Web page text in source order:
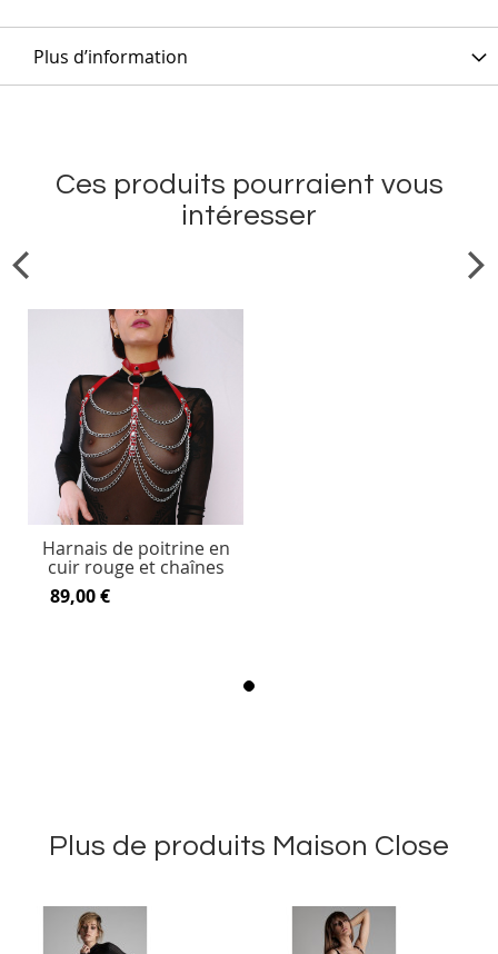
Plus d’information
Ces produits pourraient vous
intéresser
Harnais de poitrine en
cuir rouge et chaînes
89,00 €
Plus de produits Maison Close